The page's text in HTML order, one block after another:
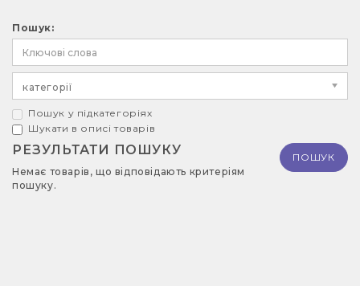
Пошук:
категорії
Пошук у підкатегоріях
Шукати в описі товарів
РЕЗУЛЬТАТИ ПОШУКУ
Немає товарів, що відповідають критеріям
пошуку.